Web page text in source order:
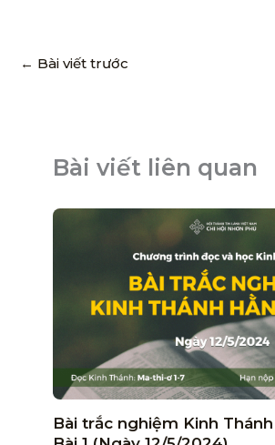
← Bài viết trước
Bài viết liên quan
Bài trắc nghiệm Kinh